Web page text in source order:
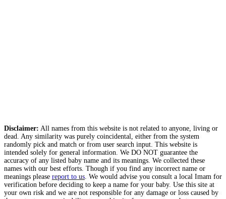
Disclaimer: All names from this website is not related to anyone, living or
dead. Any similarity was purely coincidental, either from the system
randomly pick and match or from user search input. This website is
intended solely for general information. We DO NOT guarantee the
accuracy of any listed baby name and its meanings. We collected these
names with our best efforts. Though if you find any incorrect name or
meanings please report to us . We would advise you consult a local Imam for
verification before deciding to keep a name for your baby. Use this site at
your own risk and we are not responsible for any damage or loss caused by